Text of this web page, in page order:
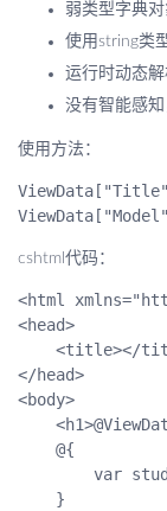
弱类型字典对
使用string类
运行时动态
没有智能感知
使用方法：
cshtml代码：
<html
<head>
<title></
</head>
<body>
    @{
var
    }